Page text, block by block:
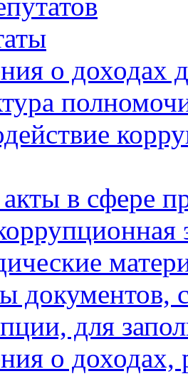
о доходах
в сфере
документов,
для
о доходах,